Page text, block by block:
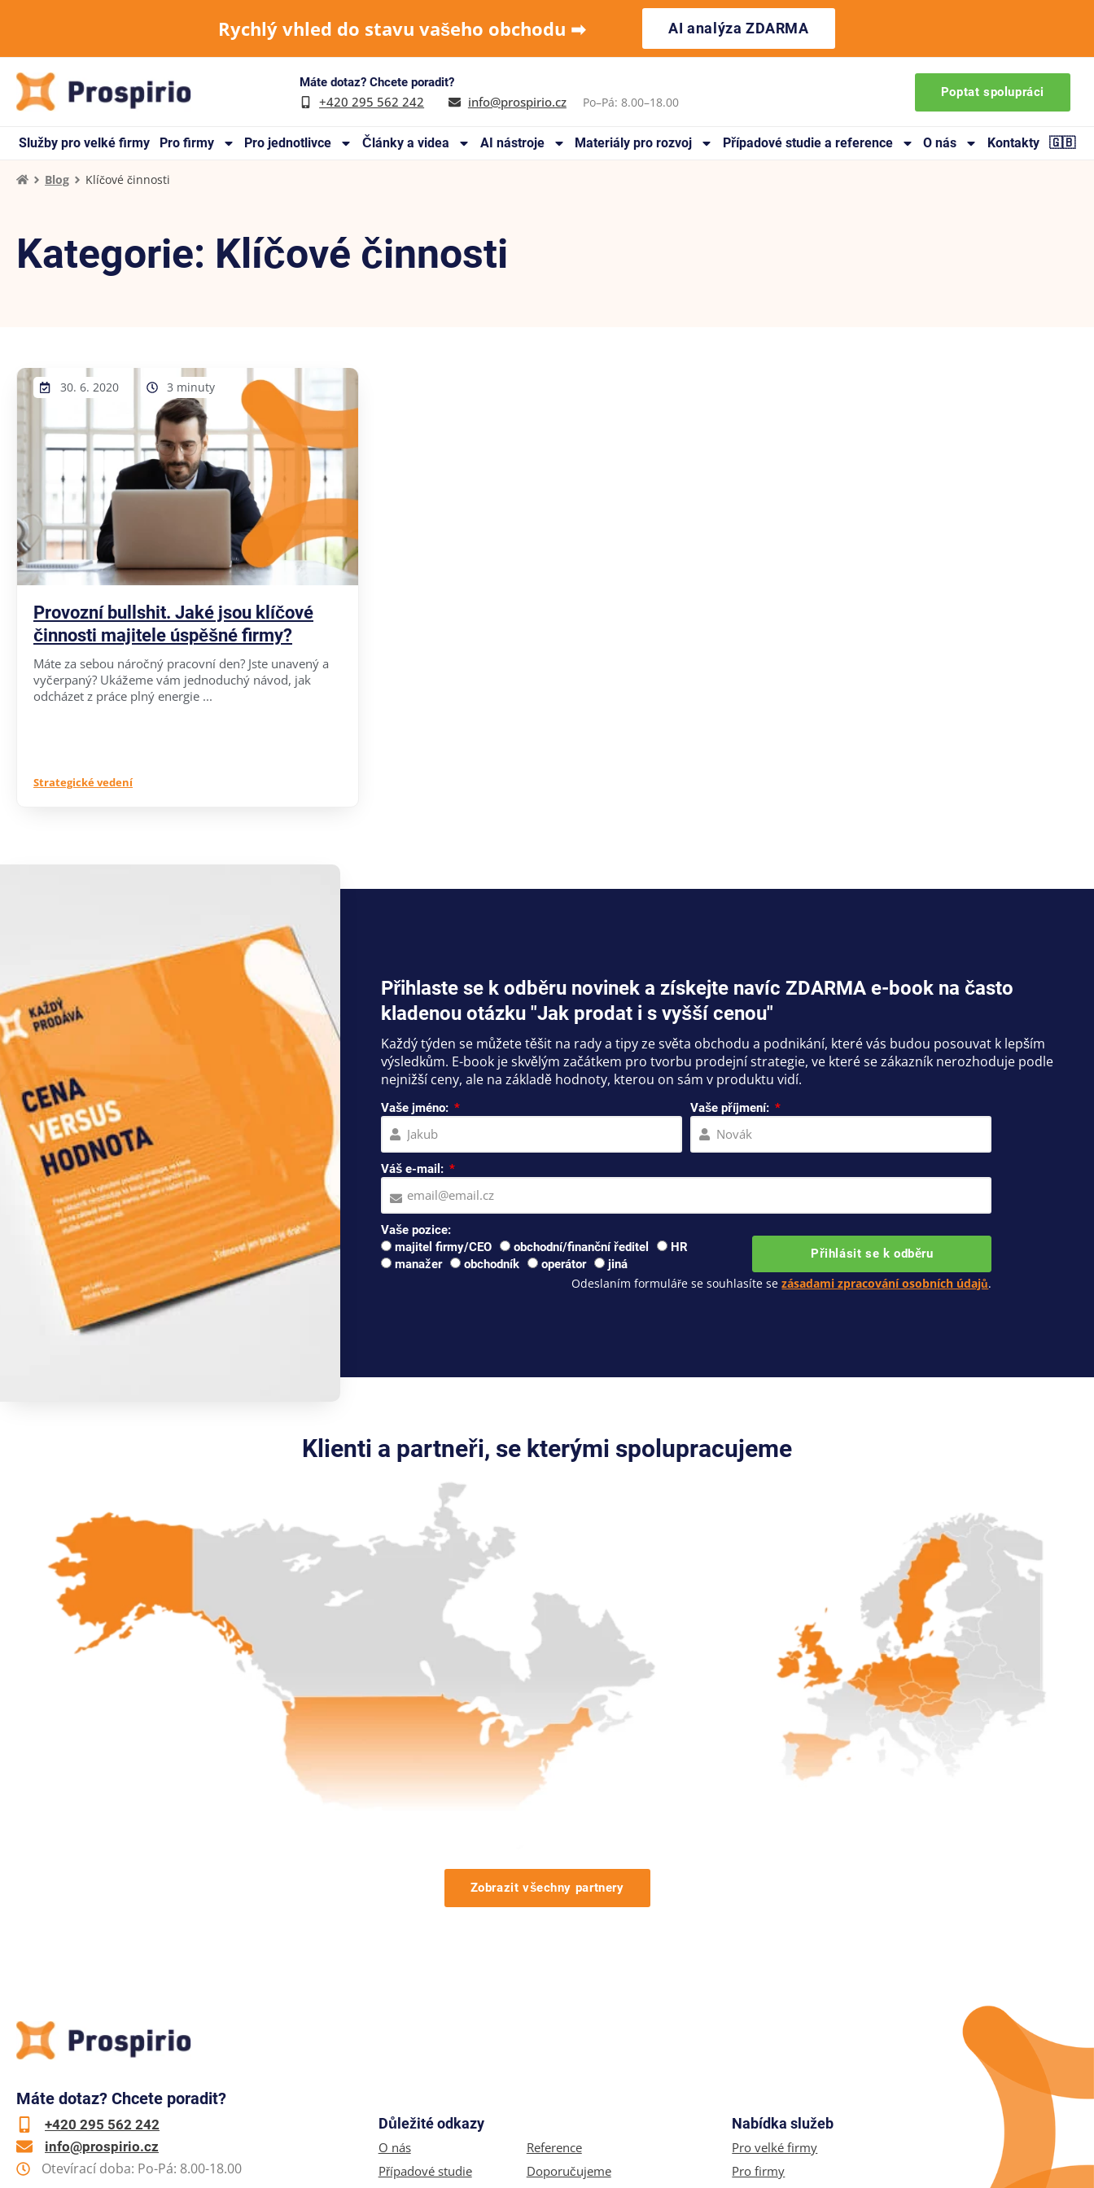
Rychlý vhled do stavu vašeho obchodu ➡︎ AI analýza ZDARMA
Máte dotaz? Chcete poradit?
+420 295 562 242 info@prospirio.cz Po–Pá: 8.00–18.00
Poptat spolupráci
Služby pro velké firmy Pro firmy Pro jednotlivce Články a videa AI nástroje Materiály pro rozvoj Případové studie a reference O nás Kontakty 🇬🇧
Blog Klíčové činnosti
Kategorie: Klíčové činnosti
30. 6. 2020 3 minuty
Provozní bullshit. Jaké jsou klíčové
činnosti majitele úspěšné firmy?
Máte za sebou náročný pracovní den? Jste unavený a
vyčerpaný? Ukážeme vám jednoduchý návod, jak
odcházet z práce plný energie ...
Strategické vedení
Přihlaste se k odběru novinek a získejte navíc ZDARMA e-book na často
kladenou otázku "Jak prodat i s vyšší cenou"
Každý týden se můžete těšit na rady a tipy ze světa obchodu a podnikání, které vás budou posouvat k lepším
výsledkům. E-book je skvělým začátkem pro tvorbu prodejní strategie, ve které se zákazník nerozhoduje podle
nejnižší ceny, ale na základě hodnoty, kterou on sám v produktu vidí.
Vaše jméno: Vaše příjmení:
Váš e-mail:
Vaše pozice:
majitel firmy/CEO
obchodní/finanční ředitel
HR
manažer
obchodník operátor jiná
Přihlásit se k odběru
Odeslaním formuláře se souhlasíte sezásadami zpracování osobních údajů.
Klienti a partneři, se kterými spolupracujeme
Zobrazit všechny partnery
Máte dotaz? Chcete poradit?
+420 295 562 242
info@prospirio.cz
Otevírací doba: Po-Pá: 8.00-18.00
Důležité odkazy
O nás
Případové studie
Reference
Doporučujeme
Nabídka služeb
Pro velké firmy
Pro firmy